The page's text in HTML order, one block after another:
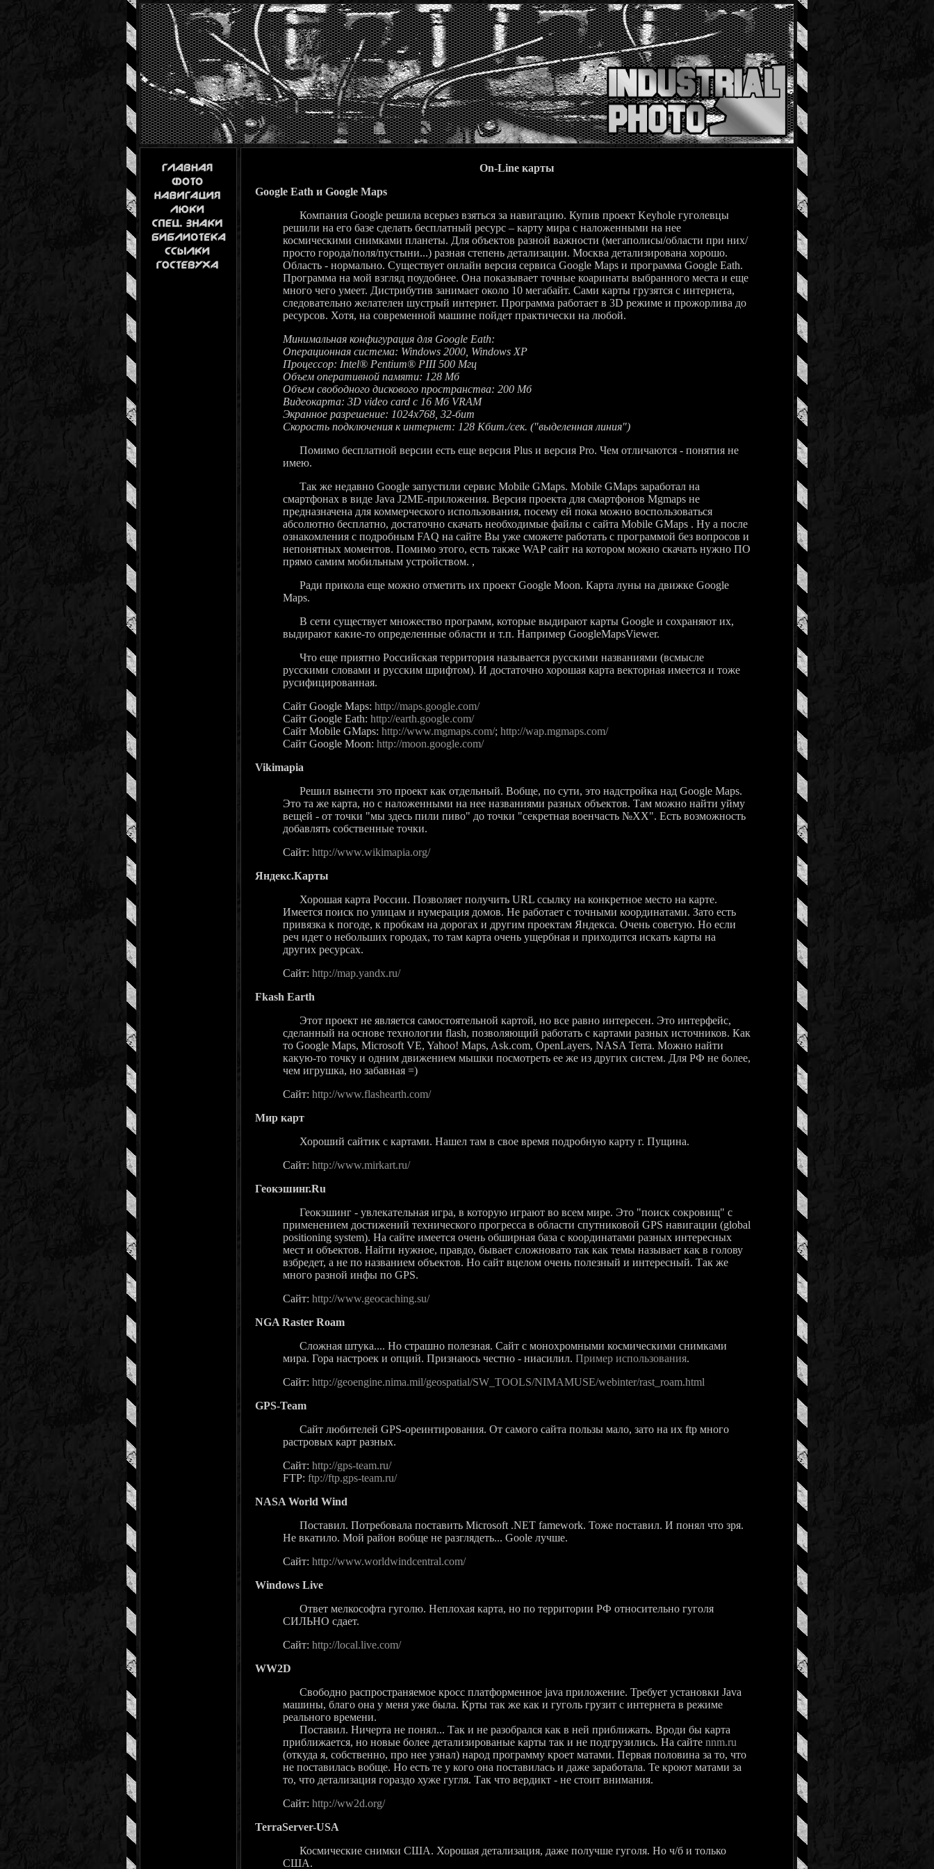
On-Line карты
Google Eath и Google Maps
Компания Google решила всерьез взяться за навигацию. Купив проект Keyhole гуголевцы
решили на его базе сделать бесплатный ресурс – карту мира с наложенными на нее
космическими снимками планеты. Для объектов разной важности (мегаполисы/области при них/
просто города/поля/пустыни...) разная степень детализации. Москва детализирована хорошо.
Область - нормально. Существует онлайн версия сервиса Google Maps и программа Google Eath.
Программа на мой взгляд поудобнее. Она показывает точные коаринаты выбранного места и еще
много чего умеет. Дистрибутив занимает около 10 мегабайт. Сами карты грузятся с интернета,
следовательно желателен шустрый интернет. Программа работает в 3D режиме и прожорлива до
ресурсов. Хотя, на современной машине пойдет практически на любой.
Минимальная конфигурация для Google Eath:
Операционная система: Windows 2000, Windows XP
Процессор: Intel® Pentium® PIII 500 Мгц
Объем оперативной памяти: 128 Мб
Объем свободного дискового пространства: 200 Мб
Видеокарта: 3D video card с 16 Мб VRAM
Экранное разрешение: 1024x768, 32-бит
Скорость подключения к интернет: 128 Кбит./сек. ("выделенная линия")
Помимо бесплатной версии есть еще версия Plus и версия Pro. Чем отличаются - понятия не
имею.
Так же недавно Google запустили сервис Mobile GMaps. Mobile GMaps заработал на
смартфонах в виде Java J2ME-приложения. Версия проекта для смартфонов Mgmaps не
предназначена для коммерческого использования, посему ей пока можно воспользоваться
абсолютно бесплатно, достаточно скачать необходимые файлы с сайта Mobile GMaps . Ну а после
ознакомления с подробным FAQ на сайте Вы уже сможете работать с программой без вопросов и
непонятных моментов. Помимо этого, есть также WAP сайт на котором можно скачать нужно ПО
прямо самим мобильным устройством. ,
Ради прикола еще можно отметить их проект Google Moon. Карта луны на движке Google
Maps.
В сети существует множество программ, которые выдирают карты Google и сохраняют их,
выдирают какие-то определенные области и т.п. Например GoogleMapsViewer.
Что еще приятно Российская территория называется русскими названиями (всмысле
русскими словами и русским шрифтом). И достаточно хорошая карта векторная имеется и тоже
русифицированная.
Сайт Google Maps: http://maps.google.com/
Сайт Google Eath: http://earth.google.com/
Сайт Mobile GMaps: http://www.mgmaps.com/; http://wap.mgmaps.com/
Сайт Google Moon: http://moon.google.com/
Vikimapia
Решил вынести это проект как отдельный. Вобще, по сути, это надстройка над Google Maps.
Это та же карта, но с наложенными на нее названиями разных объектов. Там можно найти уйму
вещей - от точки "мы здесь пили пиво" до точки "секретная военчасть №ХХ". Есть возможность
добавлять собственные точки.
Сайт: http://www.wikimapia.org/
Яндекс.Карты
Хорошая карта России. Позволяет получить URL ссылку на конкретное место на карте.
Имеется поиск по улицам и нумерация домов. Не работает с точными координатами. Зато есть
привязка к погоде, к пробкам на дорогах и другим проектам Яндекса. Очень советую. Но если
реч идет о небольших городах, то там карта очень ущербная и приходится искать карты на
других ресурсах.
Сайт: http://map.yandx.ru/
Fkash Earth
Этот проект не является самостоятельной картой, но все равно интересен. Это интерфейс,
сделанный на основе технологии flash, позволяющий работать с картами разных источников. Как
то Google Maps, Microsoft VE, Yahoo! Maps, Ask.com, OpenLayers, NASA Terra. Можно найти
какую-то точку и одним движением мышки посмотреть ее же из других систем. Для РФ не более,
чем игрушка, но забавная =)
Сайт: http://www.flashearth.com/
Мир карт
Хороший сайтик с картами. Нашел там в свое время подробную карту г. Пущина.
Сайт: http://www.mirkart.ru/
Геокэшинг.Ru
Геокэшинг - увлекательная игра, в которую играют во всем мире. Это "поиск сокровищ" с
применением достижений технического прогресса в области спутниковой GPS навигации (global
positioning system). На сайте имеется очень обширная база с координатами разных интересных
мест и объектов. Найти нужное, правдо, бывает сложновато так как темы называет как в голову
взбредет, а не по названием объектов. Но сайт вцелом очень полезный и интересный. Так же
много разной инфы по GPS.
Сайт: http://www.geocaching.su/
NGA Raster Roam
Сложная штука.... Но страшно полезная. Сайт с монохромными космическими снимками
мира. Гора настроек и опций. Признаюсь честно - ниасилил. Пример использования.
Сайт: http://geoengine.nima.mil/geospatial/SW_TOOLS/NIMAMUSE/webinter/rast_roam.html
GPS-Team
Сайт любителей GPS-ореинтирования. От самого сайта пользы мало, зато на их ftp много
растровых карт разных.
Сайт: http://gps-team.ru/
FTP: ftp://ftp.gps-team.ru/
NASA World Wind
Поставил. Потребовала поставить Microsoft .NET famework. Тоже поставил. И понял что зря.
Не вкатило. Мой район вобще не разглядеть... Goole лучше.
Сайт: http://www.worldwindcentral.com/
Windows Live
Ответ мелкософта гуголю. Неплохая карта, но по территории РФ относительно гуголя
СИЛЬНО сдает.
Сайт: http://local.live.com/
WW2D
Свободно распространяемое кросс платформенное java приложение. Требует установки Java
машины, благо она у меня уже была. Крты так же как и гуголь грузит с интернета в режиме
реального времени.
Поставил. Ничерта не понял... Так и не разобрался как в ней приближать. Вроди бы карта
приближается, но новые более детализированые карты так и не подгрузились. На сайте nnm.ru
(откуда я, собственно, про нее узнал) народ программу кроет матами. Первая половина за то, что
не поставилась вобще. Но есть те у кого она поставилась и даже заработала. Те кроют матами за
то, что детализация гораздо хуже гугля. Так что вердикт - не стоит внимания.
Сайт: http://ww2d.org/
TerraServer-USA
Космические снимки США. Хорошая детализация, даже получше гуголя. Но ч/б и только
США.